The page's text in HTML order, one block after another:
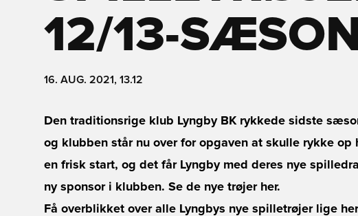
12/13-
16. AUG. 2021, 13.12
Den traditionsrige klub Lyngby BK rykkede sidste
og klubben står nu over for opgaven at skulle rykke
en frisk start, og det får Lyngby med deres nye
ny sponsor i klubben. Se de nye trøjer her.
Få overblikket over alle Lyngbys nye spilletrøjer lige her